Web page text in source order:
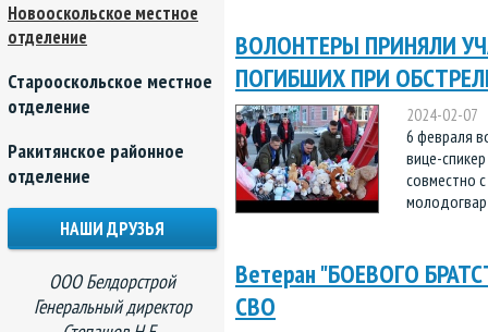
ВОЛОНТЕРЫ ПРИНЯЛИ
ПОГИБШИХ ПРИ
2024-02-07
6 февраля
вице-
совместно
Ветеран "БОЕВОГО
СВО
Новооскольское местное
отделение
Старооскольское местное
отделение
Ракитянское районное
отделение
НАШИ ДРУЗЬЯ
ООО Белдорстрой
Генеральный директор